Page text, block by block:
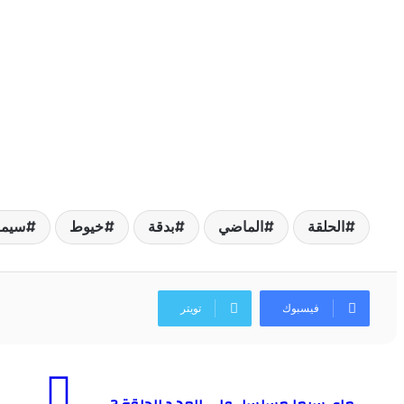
الحلقة الماضي بدقة خيوط
فيسبوك تويتر